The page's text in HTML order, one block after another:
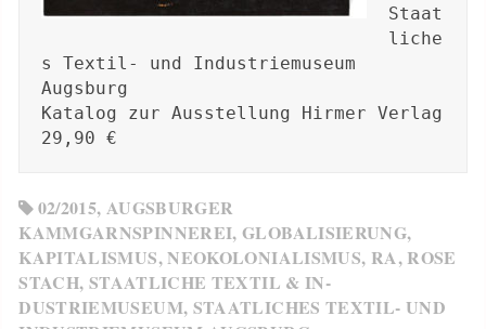
Staat
liche
s Textil- und Industriemuseum
Augsburg
Katalog zur Ausstellung Hirmer Verlag
29,90 €
02/2015, AUGSBURGER
KAMMGARNSPINNEREI,GLOBALISIERUNG,
KAPITALISMUS,NEOKOLONIALISMUS, RA, ROSE
STACH, STAATLICHE TEXTIL­ & IN­
DUSTRIEMUSEUM, STAATLICHES TEXTIL- UND